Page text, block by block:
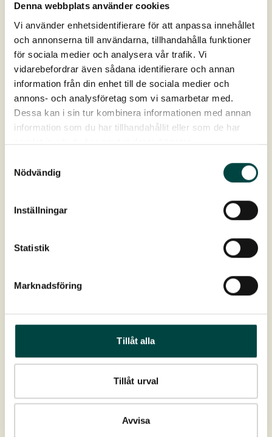
Denna webbplats använder cookies
Vi använder enhetsidentifierare för att anpassa innehållet
och annonserna till användarna, tillhandahålla funktioner
för sociala medier och analysera vår trafik. Vi
vidarebefordrar även sådana identifierare och annan
information från din enhet till de sociala medier och
annons- och analysföretag som vi samarbetar med.
Dessa kan i sin tur kombinera informationen med annan
information som du har tillhandahållit eller som de har
samlat in när du har använt deras tjänster.
Nödvändig
Inställningar
Statistik
Marknadsföring
Tillåt alla
Tillåt urval
Avvisa
Anlegg blomstrende enger med stedegne engplanter.